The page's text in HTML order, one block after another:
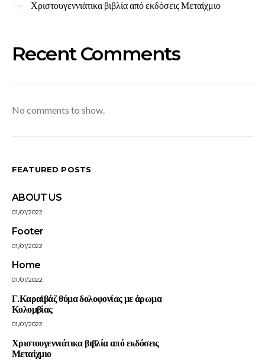
Χριστουγεννιάτικα βιβλία από εκδόσεις Μεταίχμιο
Recent Comments
No comments to show.
FEATURED POSTS
ABOUT US
01/01/2022
Footer
01/01/2022
Home
01/01/2022
Γ.Καραϊβάζ θύμα δολοφονίας με άρωμα
Κολομβίας
01/01/2022
Χριστουγεννιάτικα βιβλία από εκδόσεις
Μεταίχμιο